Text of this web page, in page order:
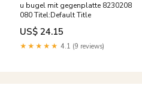
u bugel mit gegenplatte 8230208
080 Titel:Default Title
US$ 24.15
★★★★★ 4.1 (9 reviews)